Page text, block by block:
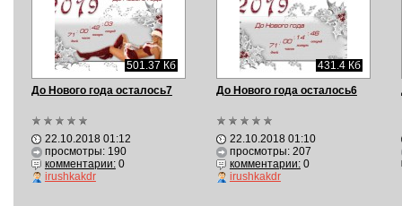
501.37 Кб
До Нового года осталось7
22.10.2018 01:12
просмотры: 190
комментарии:0
irushkakdr
431.4 Кб
До Нового года осталось6
22.10.2018 01:10
просмотры: 207
комментарии:0
irushkakdr